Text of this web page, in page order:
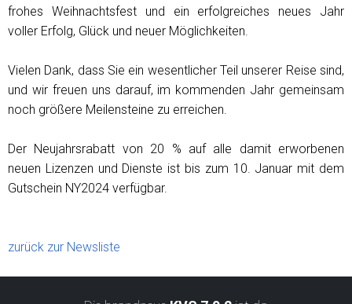
frohes Weihnachtsfest und ein erfolgreiches neues Jahr
voller Erfolg, Glück und neuer Möglichkeiten.
Vielen Dank, dass Sie ein wesentlicher Teil unserer Reise sind,
und wir freuen uns darauf, im kommenden Jahr gemeinsam
noch größere Meilensteine ​​zu erreichen.
Der Neujahrsrabatt von 20 % auf alle damit erworbenen
neuen Lizenzen und Dienste ist bis zum 10. Januar mit dem
Gutschein NY2024 verfügbar.
zurück zur Newsliste